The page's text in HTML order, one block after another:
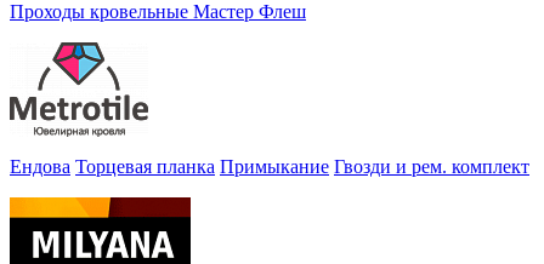
Проходы кровельные Мастер Флеш
Ендова Торцевая планка Примыкание Гвозди и рем. комплект